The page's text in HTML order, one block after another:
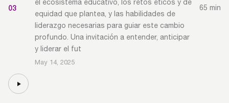
03
el ecosistema educativo, los retos éticos y de
equidad que plantea, y las habilidades de
liderazgo necesarias para guiar este cambio
profundo. Una invitación a entender, anticipar
y liderar el fut
May 14, 2025
65 min